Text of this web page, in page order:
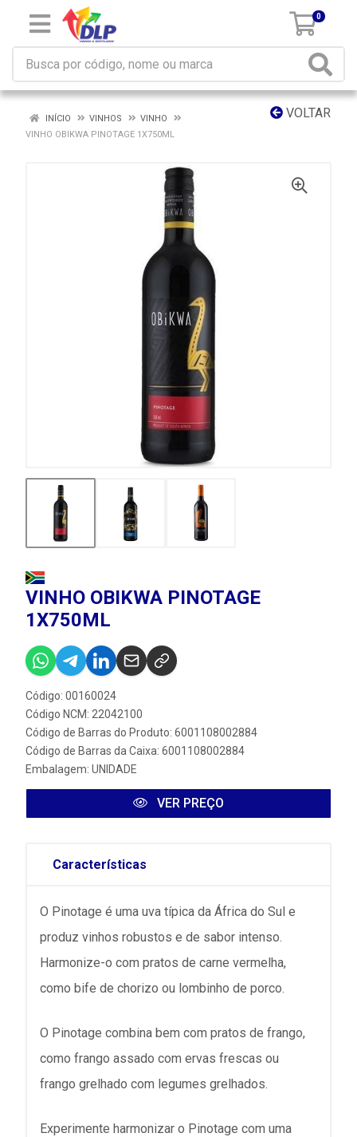
0
VOLTAR
INÍCIO VINHOS
VINHO
VINHO OBIKWA PINOTAGE 1X750ML
VINHO OBIKWA PINOTAGE
1X750ML
Código: 00160024
Código NCM: 22042100
Código de Barras do Produto: 6001108002884
Código de Barras da Caixa: 6001108002884
Embalagem: UNIDADE
VER PREÇO
Características
O Pinotage é uma uva típica da África do Sul e
produz vinhos robustos e de sabor intenso.
Harmonize-o com pratos de carne vermelha,
como bife de chorizo ou lombinho de porco.
O Pinotage combina bem com pratos de frango,
como frango assado com ervas frescas ou
frango grelhado com legumes grelhados.
Experimente harmonizar o Pinotage com uma